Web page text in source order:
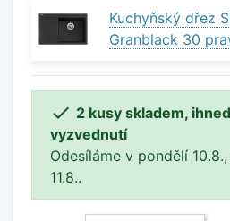
Kuchyňský dřez
Granblack 30
 2 kusy skladem,
vyzvednutí
Odesíláme v pondělí
11.8..